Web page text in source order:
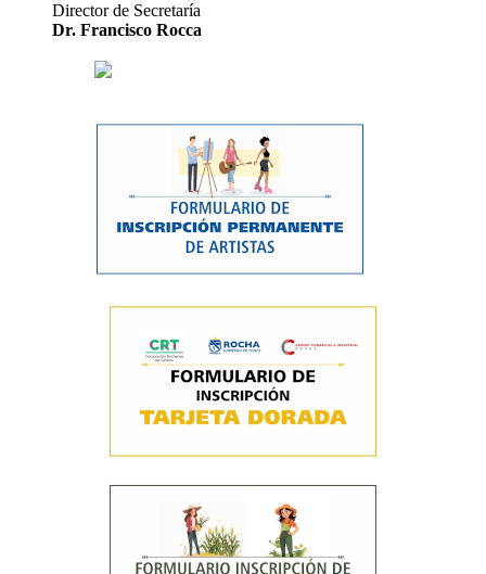
Director de Secretaría
Dr. Francisco Rocca